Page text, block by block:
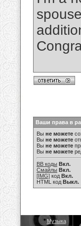
Ваши права в
Вы не можете
Вы не можете
Вы не можете
Вы не можете
BB коды Вкл.
Смайлы Вкл.
[IMG] код Вкл.
HTML код Выкл.
Музыка